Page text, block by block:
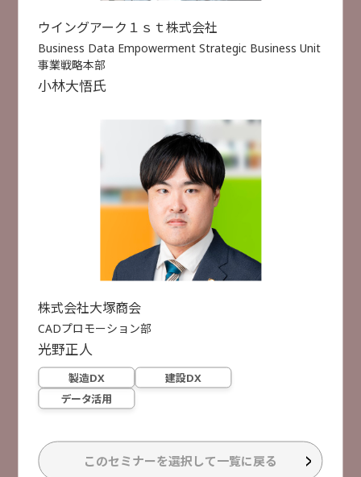
B42] 11:30 ~ 12:00 受付終了
【評価制度対応】DXとセキュリティを両立!!「ちょ
うどいい」サプライチェーン対策
業務DX クラウド活用
11:35 ~ 12:05
文書作成にとどまらない AI時代に求められる使い
こなすためのCopilot活用術
株式会社大塚商会
稲垣 竜弥
AI活用
B23] 11:50 ~ 12:20
「守る」から「選ばれる」へ！ 企業価値を高める
セキュリティ対策
セキュリティ対策 クラウド活用 ITインフラ整備
検索件数49件
ウイングアーク１ｓｔ株式会社
Business Data Empowerment Strategic Business Unit
事業戦略本部
小林大悟氏
株式会社大塚商会
CADプロモーション部
光野正人
製造DX
建設DX
データ活用
このセミナーを選択して一覧に戻る